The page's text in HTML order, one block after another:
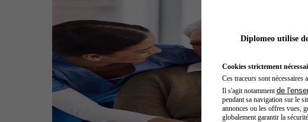
Diplomeo utilise
Cookies strictement
Ces traceurs sont nécessaires
Il s'agit notamment de
pendant sa navigation sur le
annonces ou les offres vues,
globalement garantir la